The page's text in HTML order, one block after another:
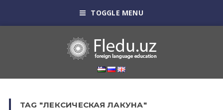
TOGGLE MENU
TAG "ЛЕКСИЧЕСКАЯ ЛАКУНА"